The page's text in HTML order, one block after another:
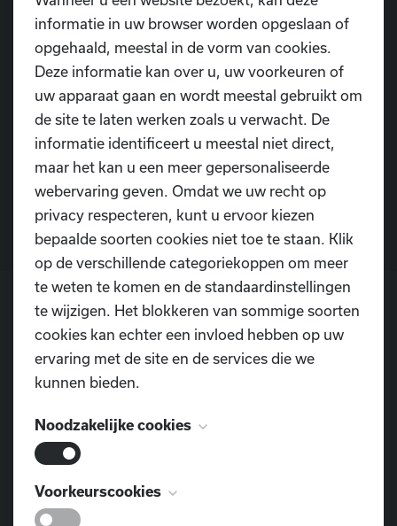
informatie in uw browser worden opgeslaan of
opgehaald, meestal in de vorm van cookies.
Deze informatie kan over u, uw voorkeuren of
uw apparaat gaan en wordt meestal gebruikt om
de site te laten werken zoals u verwacht. De
informatie identificeert u meestal niet direct,
maar het kan u een meer gepersonaliseerde
webervaring geven. Omdat we uw recht op
privacy respecteren, kunt u ervoor kiezen
bepaalde soorten cookies niet toe te staan. Klik
op de verschillende categoriekoppen om meer
te weten te komen en de standaardinstellingen
te wijzigen. Het blokkeren van sommige soorten
cookies kan echter een invloed hebben op uw
ervaring met de site en de services die we
kunnen bieden.
Noodzakelijke cookies
Deze cookies zijn noodzakelijk voor het
functioneren van de website en kunnen niet
Voorkeurscookies
Heb je nog vragen?
Contacteer ons
POSTADRES
Dansschool D.I.O.P.